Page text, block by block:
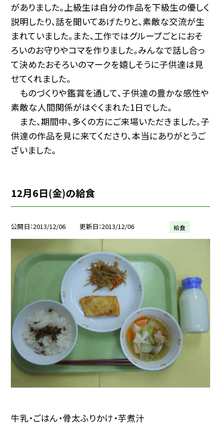
がありました。上級生は自分の作品を下級生の優しく
説明したり、話を聞いてあげたりと、素敵な交流が生
まれていました。また、工作ではグループごとにおそ
ろいのお守りやコマを作りました。みんなで話し合っ
て決めたおそろいのマークを嬉しそうに子供達は見
せてくれました。
ものづくりや鑑賞を通して、子供達の豊かな感性や
素敵な人間関係がはぐくまれた1日でした。
また、期間中、多くの方にご来場いただきました。子
供達の作品を見に来てくださり、本当にありがとうご
ざいました。
12月6日(金)の給食
公開日 2013/12/06 更新日 2013/12/06 給食
牛乳・ごはん・骨太ふりかけ・芋煮汁